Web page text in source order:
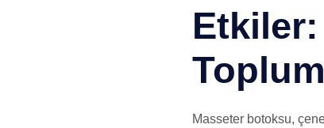
Masseter botoksu,